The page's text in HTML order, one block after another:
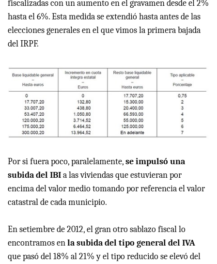
fiscalizadas con un aumento en el gravamen desde el 2%
hasta el 6%. Esta medida se extendió hasta antes de las
elecciones generales en el que vimos la primera bajada
del IRPF.
Por si fuera poco, paralelamente,se impulsó una
subida del IBIa las viviendas que estuvieran por
encima del valor medio tomando por referencia el valor
catastral de cada municipio.
En setiembre de 2012, el gran otro sablazo fiscal lo
encontramos enla subida del tipo general del IVA
que pasó del 18% al 21% y el tipo reducido se elevó del